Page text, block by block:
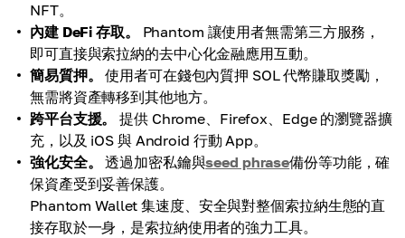
NFT。
內建 DeFi 存取。
Phantom 讓使用者無需第三方服務，
即可直接與索拉納的去中心化金融應用互動。
簡易質押。
使用者可在錢包內質押 SOL 代幣賺取獎勵，
無需將資產轉移到其他地方。
跨平台支援。
提供 Chrome、Firefox、Edge 的瀏覽器擴
充，以及 iOS 與 Android 行動 App。
強化安全。
透過加密私鑰與seed phrase備份等功能，確
保資產受到妥善保護。
Phantom Wallet 集速度、安全與對整個索拉納生態的直
接存取於一身，是索拉納使用者的強力工具。